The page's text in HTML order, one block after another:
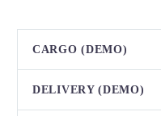
CARGO (DEMO)
DELIVERY (DEMO)